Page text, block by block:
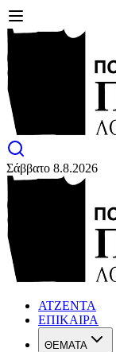
Σάββατο 8.8.2026
ΑΤΖΕΝΤΑ
ΕΠΙΚΑΙΡΑ
ΘΕΜΑΤΑ